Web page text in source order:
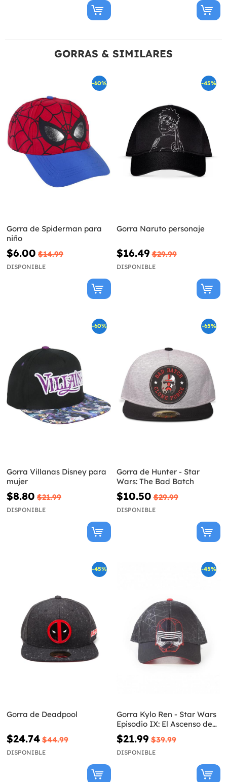
GORRAS & SIMILARES
-60%
Gorra de Spiderman para
niño
$6.00 $14.99
DISPONIBLE
-45%
Gorra Naruto personaje
$16.49 $29.99
DISPONIBLE
-60%
Gorra Villanas Disney para
mujer
$8.80 $21.99
DISPONIBLE
-65%
Gorra de Hunter - Star
Wars: The Bad Batch
$10.50 $29.99
DISPONIBLE
-45%
Gorra de Deadpool
$24.74 $44.99
DISPONIBLE
-45%
Gorra Kylo Ren - Star Wars
Episodio IX: El Ascenso de
Skywalker
$21.99 $39.99
DISPONIBLE